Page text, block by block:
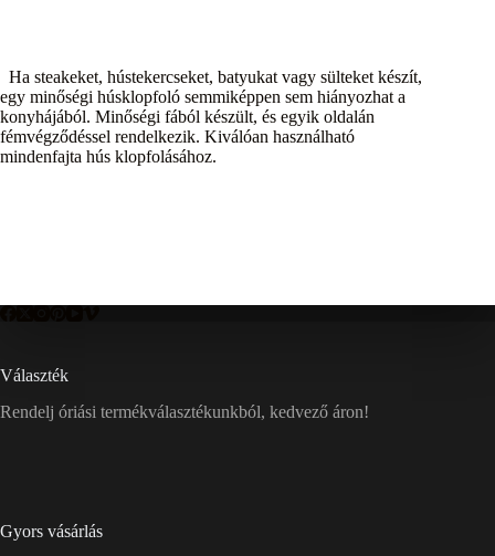
Ha steakeket, hústekercseket, batyukat vagy sülteket készít,
egy minőségi húsklopfoló semmiképpen sem hiányozhat a
konyhájából. Minőségi fából készült, és egyik oldalán
fémvégződéssel rendelkezik. Kiválóan használható
mindenfajta hús klopfolásához.
Választék
Rendelj óriási termékválasztékunkból, kedvező áron!
Gyors vásárlás